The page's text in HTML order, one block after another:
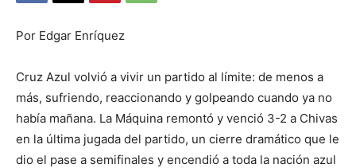
Por Edgar Enríquez
Cruz Azul volvió a vivir un partido al límite: de menos a
más, sufriendo, reaccionando y golpeando cuando ya no
había mañana. La Máquina remontó y venció 3-2 a Chivas
en la última jugada del partido, un cierre dramático que le
dio el pase a semifinales y encendió a toda la nación azul